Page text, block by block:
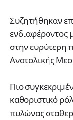
Συζητήθηκαν
ενδιαφέροντος
στην ευρύτερη
Ανατολικής
Πιο
καθοριστικό
πυλώνας